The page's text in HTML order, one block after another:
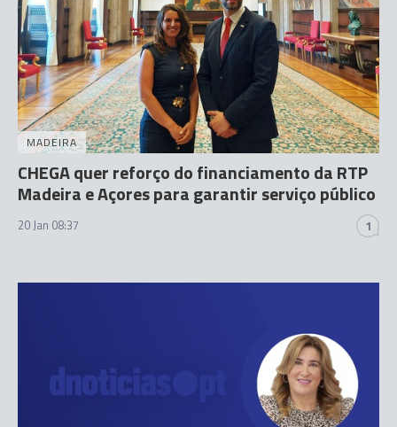
MADEIRA
CHEGA quer reforço do financiamento da RTP
Madeira e Açores para garantir serviço público
20 Jan 08:37 1